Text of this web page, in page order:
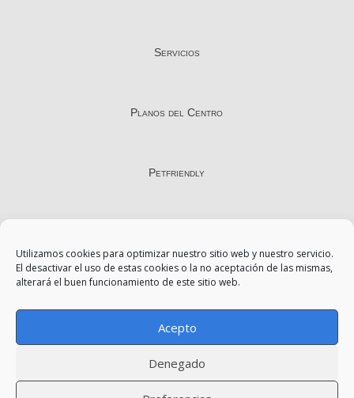
Utilizamos cookies para optimizar nuestro sitio web y nuestro servicio.
El desactivar el uso de estas cookies o la no aceptación de las mismas,
alterará el buen funcionamiento de este sitio web.
Acepto
Denegado
Servicios
Planos del Centro
Petfriendly
Política de Privacidad